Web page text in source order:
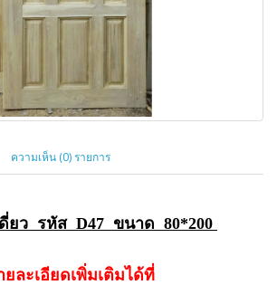
ความเห็น (0) รายการ
ยว รหัส D47 ขนาด 80*200
ละเอียดเพิ่มเติมได้ที่